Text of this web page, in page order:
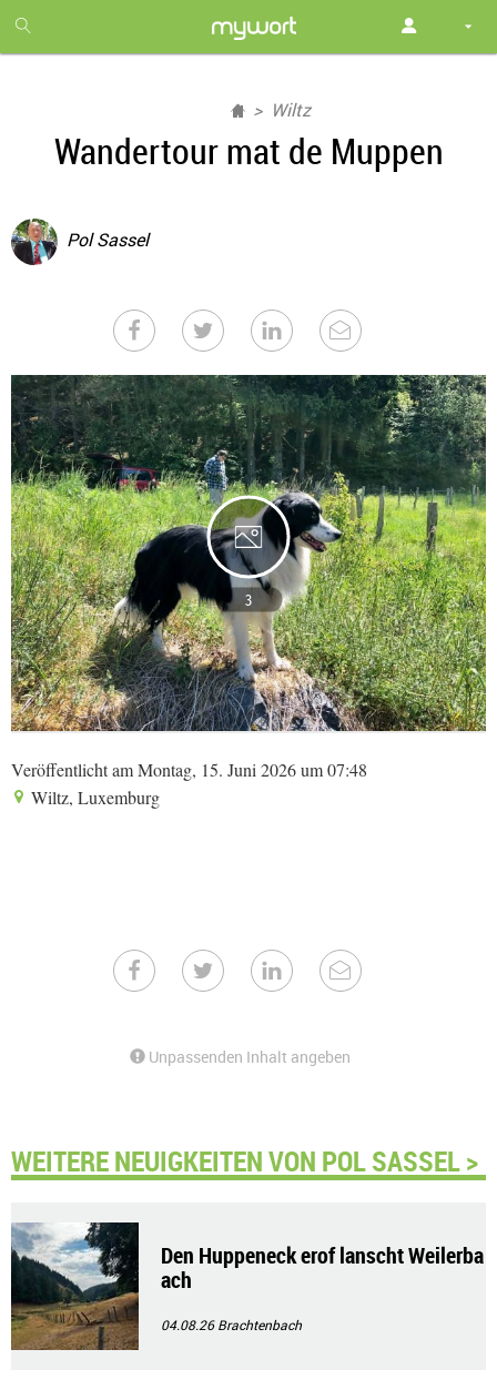
month
free
Wiltz
Wandertour mat de Muppen
Pol Sassel
3
Veröffentlicht am Montag, 15. Juni 2026 um 07:48
Wiltz, Luxemburg
Unpassenden Inhalt angeben
WEITERE NEUIGKEITEN VON POL SASSEL >
Den Huppeneck erof lanscht Weilerba
ach
04.08.26Brachtenbach